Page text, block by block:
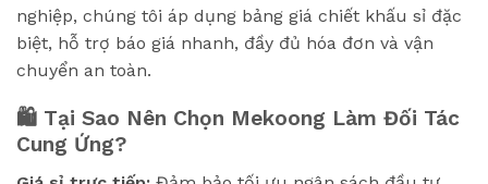
nghiệp, chúng tôi áp dụng bảng giá chiết khấu sỉ đặc
biệt, hỗ trợ báo giá nhanh, đầy đủ hóa đơn và vận
chuyển an toàn.
🛍️ Tại Sao Nên Chọn Mekoong Làm Đối Tác
Cung Ứng?